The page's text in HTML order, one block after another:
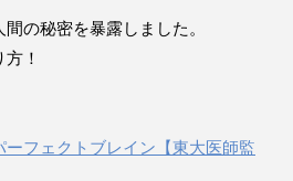
の秘密を暴露しました。
！
ーフェクトブレイン【東大医師監